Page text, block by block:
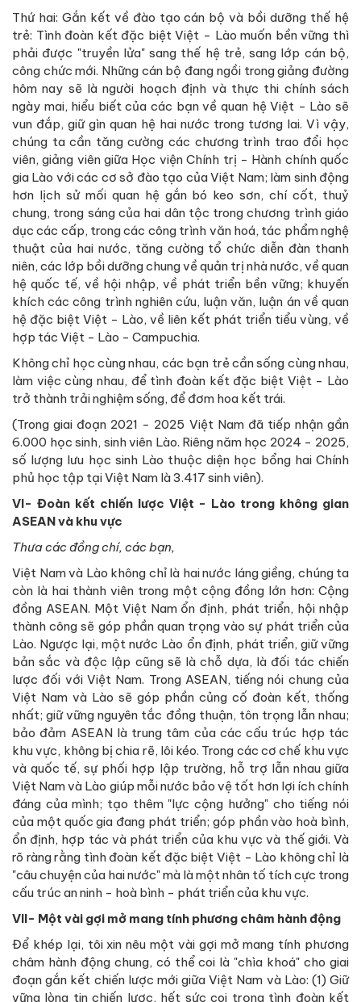
Thứ hai: Gắn kết về đào tạo cán bộ và bồi dưỡng thế hệ
trẻ: Tình đoàn kết đặc biệt Việt - Lào muốn bền vững thì
phải được "truyền lửa" sang thế hệ trẻ, sang lớp cán bộ,
công chức mới. Những cán bộ đang ngồi trong giảng đường
hôm nay sẽ là người hoạch định và thực thi chính sách
ngày mai, hiểu biết của các bạn về quan hệ Việt - Lào sẽ
vun đắp, giữ gìn quan hệ hai nước trong tương lai. Vì vậy,
chúng ta cần tăng cường các chương trình trao đổi học
viên, giảng viên giữa Học viện Chính trị - Hành chính quốc
gia Lào với các cơ sở đào tạo của Việt Nam; làm sinh động
hơn lịch sử mối quan hệ gắn bó keo sơn, chí cốt, thuỷ
chung, trong sáng của hai dân tộc trong chương trình giáo
dục các cấp, trong các công trình văn hoá, tác phẩm nghệ
thuật của hai nước, tăng cường tổ chức diễn đàn thanh
niên, các lớp bồi dưỡng chung về quản trị nhà nước, về quan
hệ quốc tế, về hội nhập, về phát triển bền vững; khuyến
khích các công trình nghiên cứu, luận văn, luận án về quan
hệ đặc biệt Việt - Lào, về liên kết phát triển tiểu vùng, về
hợp tác Việt - Lào - Campuchia.
Không chỉ học cùng nhau, các bạn trẻ cần sống cùng nhau,
làm việc cùng nhau, để tình đoàn kết đặc biệt Việt - Lào
trở thành trải nghiệm sống, để đơm hoa kết trái.
(Trong giai đoạn 2021 - 2025 Việt Nam đã tiếp nhận gần
6.000 học sinh, sinh viên Lào. Riêng năm học 2024 - 2025,
số lượng lưu học sinh Lào thuộc diện học bổng hai Chính
phủ học tập tại Việt Nam là 3.417 sinh viên).
VI- Đoàn kết chiến lược Việt - Lào trong không gian
ASEAN và khu vực
Thưa các đồng chí, các bạn,
Việt Nam và Lào không chỉ là hai nước láng giềng, chúng ta
còn là hai thành viên trong một cộng đồng lớn hơn: Cộng
đồng ASEAN. Một Việt Nam ổn định, phát triển, hội nhập
thành công sẽ góp phần quan trọng vào sự phát triển của
Lào. Ngược lại, một nước Lào ổn định, phát triển, giữ vững
bản sắc và độc lập cũng sẽ là chỗ dựa, là đối tác chiến
lược đối với Việt Nam. Trong ASEAN, tiếng nói chung của
Việt Nam và Lào sẽ góp phần củng cố đoàn kết, thống
nhất; giữ vững nguyên tắc đồng thuận, tôn trọng lẫn nhau;
bảo đảm ASEAN là trung tâm của các cấu trúc hợp tác
khu vực, không bị chia rẽ, lôi kéo. Trong các cơ chế khu vực
và quốc tế, sự phối hợp lập trường, hỗ trợ lẫn nhau giữa
Việt Nam và Lào giúp mỗi nước bảo vệ tốt hơn lợi ích chính
đáng của mình; tạo thêm "lực cộng hưởng" cho tiếng nói
của một quốc gia đang phát triển; góp phần vào hoà bình,
ổn định, hợp tác và phát triển của khu vực và thế giới. Và
rõ ràng rằng tình đoàn kết đặc biệt Việt - Lào không chỉ là
"câu chuyện của hai nước" mà là một nhân tố tích cực trong
cấu trúc an ninh - hoà bình - phát triển của khu vực.
VII- Một vài gợi mở mang tính phương châm hành động
Để khép lại, tôi xin nêu một vài gợi mở mang tính phương
châm hành động chung, có thể coi là "chìa khoá" cho giai
đoạn gắn kết chiến lược mới giữa Việt Nam và Lào: (1) Giữ
vững lòng tin chiến lược, hết sức coi trọng tình đoàn kết